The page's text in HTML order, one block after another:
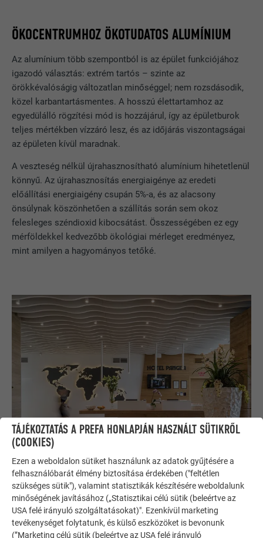
ÖKOCENTRUMHOZ ÖKOTUDATOS ALUMÍNIUM
Az alumínium több szempontból is az épület funkciójához
igazodó választás: extrém tartós – szinte az
örökkévalóságig változatlan minőséggel; nem rozsdásodik,
közel karbantartásmentes. A hosszú élettartamhoz az
egyedülálló rögzítési mód is hozzájárul, így az épületburok
teljes mértékben vízzáró lesz, és az időjárás viszontagságai
az épületen kívül maradnak.
A veszteség nélkül újrahasznosítható alumínium hihetetlenül
könnyű. Az újrahasznosítás energiaigénye az eredeti
előállítási energiaigény csupán 5%-a, és az alacsony
önsúlynak köszönhetően a szállítás során sem okoz
felesleges széndioxid kibocsátást. Összességében ez egy
mérföldekkel kedvezőbb ökológiai mérleget eredményez,
mint amilyen a hagyományos tetőké.
TARTÓS SZÍNVILÁG
TÁJÉKOZTATÁS A PREFA HONLAPJÁN HASZNÁLT SÜTIKRŐL
(COOKIES)
Ezen a weboldalon sütiket használunk az adatok gyűjtésére a
felhasználóbarát élmény biztosítása érdekében ("feltétlen
szükséges sütik"), valamint statisztikák készítésére weboldalunk
minőségének javításához („Statisztikai célú sütik (beleértve az
USA felé irányuló szolgáltatásokat)". Ezenkívül marketing
tevékenységet folytatunk, és külső eszközöket is bevonunk
(”Marketing célú sütik (beleértve az USA felé irányuló